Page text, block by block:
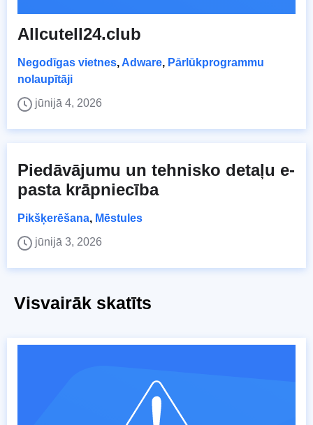
Allcutell24.club
Negodīgas vietnes, Adware, Pārlūkprogrammu
nolaupītāji
jūnijā 4, 2026
Piedāvājumu un tehnisko detaļu e-
pasta krāpniecība
Pikšķerēšana, Mēstules
jūnijā 3, 2026
Visvairāk skatīts